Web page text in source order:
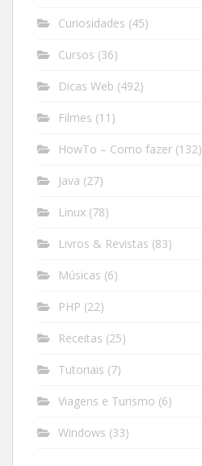
Curiosidades (45)
Cursos (36)
Dicas Web (492)
Filmes (11)
HowTo – Como fazer (132)
Java (27)
Linux (78)
Livros & Revistas (83)
Músicas (6)
PHP (22)
Receitas (25)
Tutoriais (7)
Viagens e Turismo (6)
Windows (33)